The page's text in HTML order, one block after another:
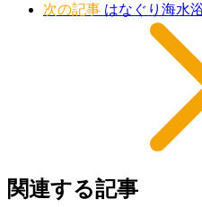
次の記事 はなぐり海水
関連する記事